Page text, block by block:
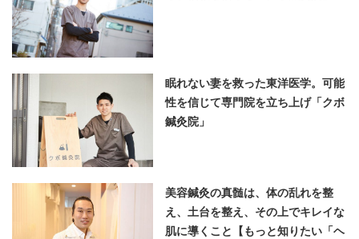
眠れない妻を救った東洋医学。可能
性を信じて専門院を立ち上げ「クボ
鍼灸院」
美容鍼灸の真髄は、体の乱れを整
え、土台を整え、その上でキレイな
肌に導くこと【もっと知りたい「ヘ